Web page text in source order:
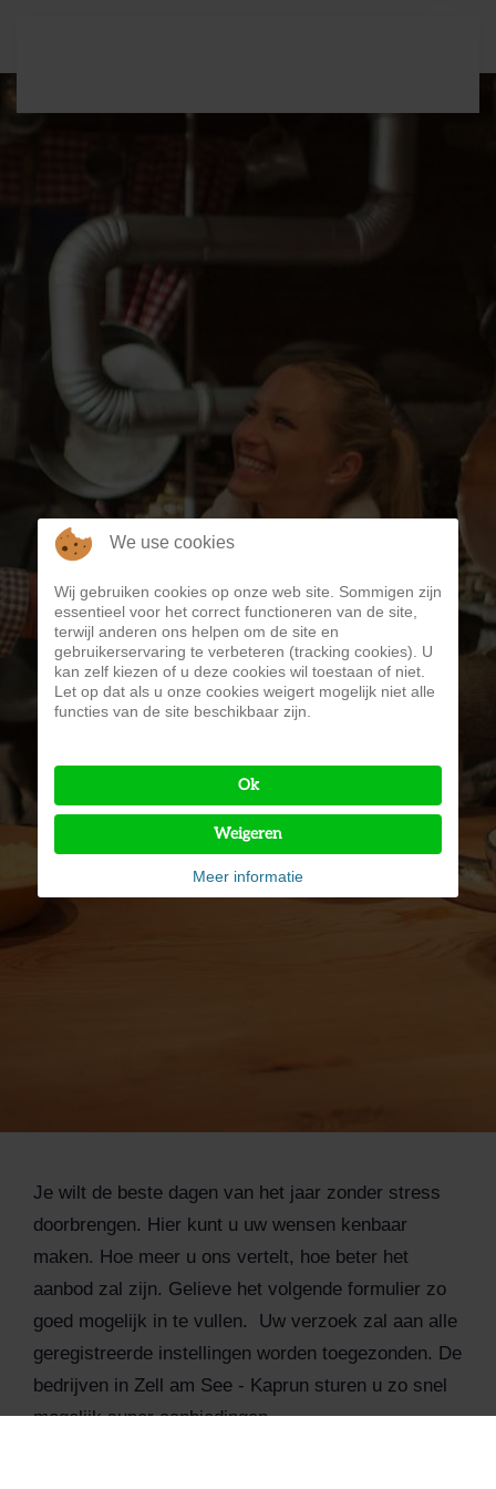
VRIJBLIJVENDE KAMER
AANVRAAG
Je wilt de beste dagen van het jaar zonder stress
doorbrengen. Hier kunt u uw wensen kenbaar
maken. Hoe meer u ons vertelt, hoe beter het
aanbod zal zijn. Gelieve het volgende formulier zo
goed mogelijk in te vullen. Uw verzoek zal aan alle
geregistreerde instellingen worden toegezonden. De
bedrijven in Zell am See - Kaprun sturen u zo snel
mogelijk super aanbiedingen.
We use cookies
Wij gebruiken cookies op onze web site. Sommigen zijn
essentieel voor het correct functioneren van de site,
terwijl anderen ons helpen om de site en
gebruikerservaring te verbeteren (tracking cookies). U
kan zelf kiezen of u deze cookies wil toestaan of niet.
Let op dat als u onze cookies weigert mogelijk niet alle
functies van de site beschikbaar zijn.
Ok
Weigeren
Meer informatie